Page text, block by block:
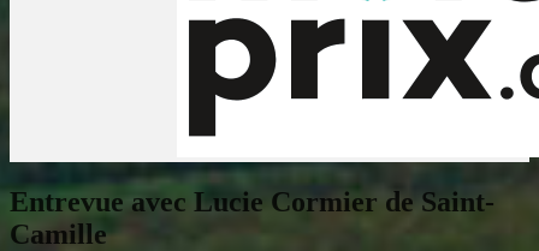
Entrevue avec Lucie Cormier de Saint-
Camille